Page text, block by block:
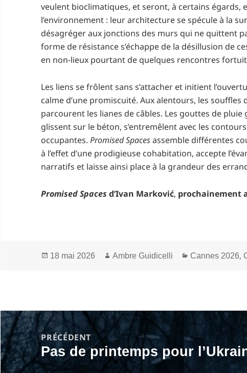
veulent bioclimatiques, et seront, à certains égards,
l’environnement : leur architecture se spécule à la
désagréger aux jonctions des murs qui ne quittent
forme de résistance s’échappe de la désillusion de
en non-lieux pourtant de quelques rencontres
Les liens se frôlent sans s’attacher et initient
calme d’une promiscuité. Aux alentours, les souffles
parcourent les lianes de câbles. Les gouttes de pluie
glissent sur le béton, s’entremêlent avec les
occupantes.Promised Spacesassemble différentes
à l’effet d’une prodigieuse cohabitation, accepte
narratifs et laisse ainsi place à la grandeur des
Promised Spaces d’Ivan Marković, prochainement
Publié
18 mai 2026 Auteur
Ambre Guidicelli Catégories
Cannes 2026,
Navigation
de
l’article
PRÉCÉDENT
Article
précédent :
Pas de printemps pour